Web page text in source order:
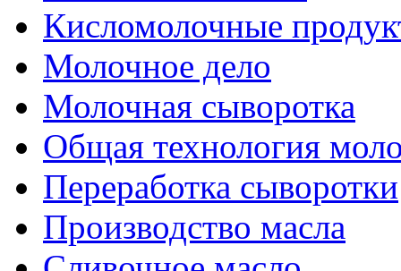
Кисломолочные
Молочное дело
Молочная сыворотка
Общая технология
Переработка сыворотки
Производство масла